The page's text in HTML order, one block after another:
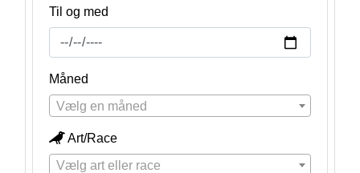
Til og med
Måned
Vælg en måned
Art/Race
Vælg art eller race